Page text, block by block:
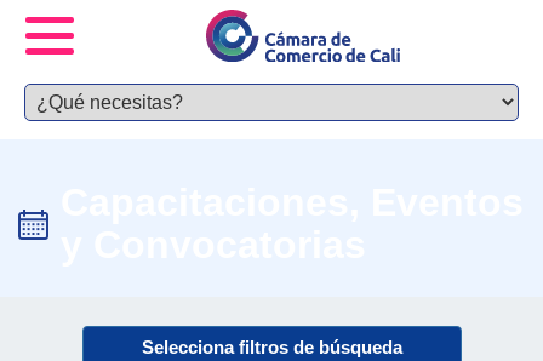
Selecciona filtros de búsqueda